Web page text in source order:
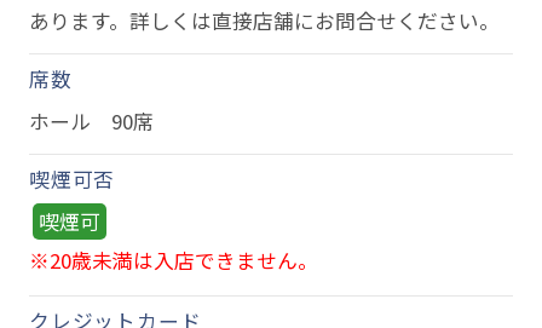
あります。詳しくは直接店舗にお問合せください。
席数
ホール 90席
喫煙可否
喫煙可
※20歳未満は入店できません。
クレジットカード